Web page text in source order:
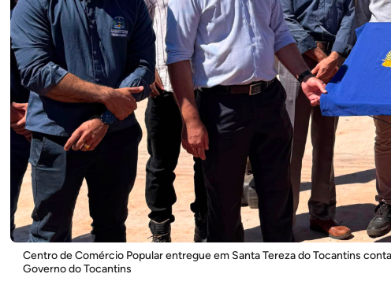
Centro de Comércio Popular entregue em Santa Tereza do Tocantins
Governo do Tocantins